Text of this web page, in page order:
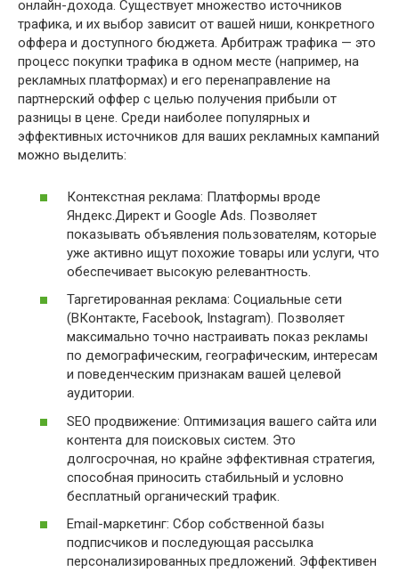
онлайн-дохода. Существует множество источников
трафика, и их выбор зависит от вашей ниши, конкретного
оффера и доступного бюджета. Арбитраж трафика — это
процесс покупки трафика в одном месте (например, на
рекламных платформах) и его перенаправление на
партнерский оффер с целью получения прибыли от
разницы в цене. Среди наиболее популярных и
эффективных источников для ваших рекламных кампаний
можно выделить:
Контекстная реклама: Платформы вроде
Яндекс.Директ и Google Ads. Позволяет
показывать объявления пользователям, которые
уже активно ищут похожие товары или услуги, что
обеспечивает высокую релевантность.
Таргетированная реклама: Социальные сети
(ВКонтакте, Facebook, Instagram). Позволяет
максимально точно настраивать показ рекламы
по демографическим, географическим, интересам
и поведенческим признакам вашей целевой
аудитории.
SEO продвижение: Оптимизация вашего сайта или
контента для поисковых систем. Это
долгосрочная, но крайне эффективная стратегия,
способная приносить стабильный и условно
бесплатный органический трафик.
Email-маркетинг: Сбор собственной базы
подписчиков и последующая рассылка
персонализированных предложений. Эффективен